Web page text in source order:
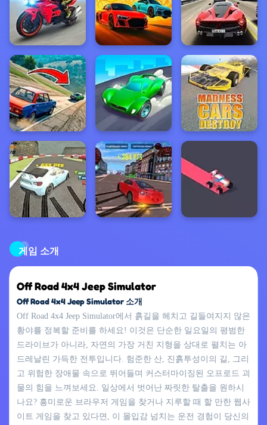
게임 소개
Off Road 4x4 Jeep Simulator
Off Road 4x4 Jeep Simulator 소개
Off Road 4x4 Jeep Simulator에서 흙길을 헤치고 길들여지지 않은
황야를 정복할 준비를 하세요! 이것은 단순한 일요일의 평범한
드라이브가 아니라, 자연의 가장 거친 지형을 상대로 펼치는 아
드레날린 가득한 전투입니다. 험준한 산, 진흙투성이의 길, 그리
고 위험한 장애물 속으로 뛰어들며 커스터마이징된 오프로드 괴
물의 힘을 느껴보세요. 일상에서 벗어난 짜릿한 탈출을 원하시
나요? 흥미로운 브라우저 게임을 찾거나 지루할 때 할 만한 웹사
이트 게임을 찾고 있다면, 이 몰입감 넘치는 운전 경험이 당신의